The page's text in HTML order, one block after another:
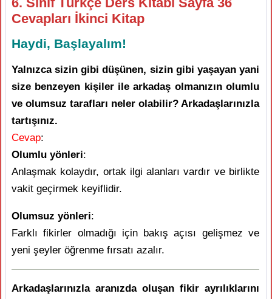
Cevapları İkinci Kitap
Haydi, Başlayalım!
Yalnızca sizin gibi düşünen, sizin gibi yaşayan yani
size benzeyen kişiler ile arkadaş olmanızın olumlu
ve olumsuz tarafları neler olabilir? Arkadaşlarınızla
tartışınız.
Cevap:
Olumlu yönleri:
Anlaşmak kolaydır, ortak ilgi alanları vardır ve birlikte
vakit geçirmek keyiflidir.
Olumsuz yönleri:
Farklı fikirler olmadığı için bakış açısı gelişmez ve
yeni şeyler öğrenme fırsatı azalır.
Arkadaşlarınızla aranızda oluşan fikir ayrılıklarını